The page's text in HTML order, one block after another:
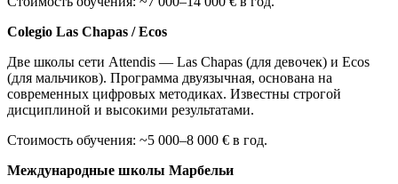
Colegio Las Chapas / Ecos
Две школы сети Attendis — Las Chapas (для девочек) и Ecos
(для мальчиков). Программа двуязычная, основана на
современных цифровых методиках. Известны строгой
дисциплиной и высокими результатами.
Стоимость обучения: ~5 000–8 000 € в год.
Международные школы Марбельи